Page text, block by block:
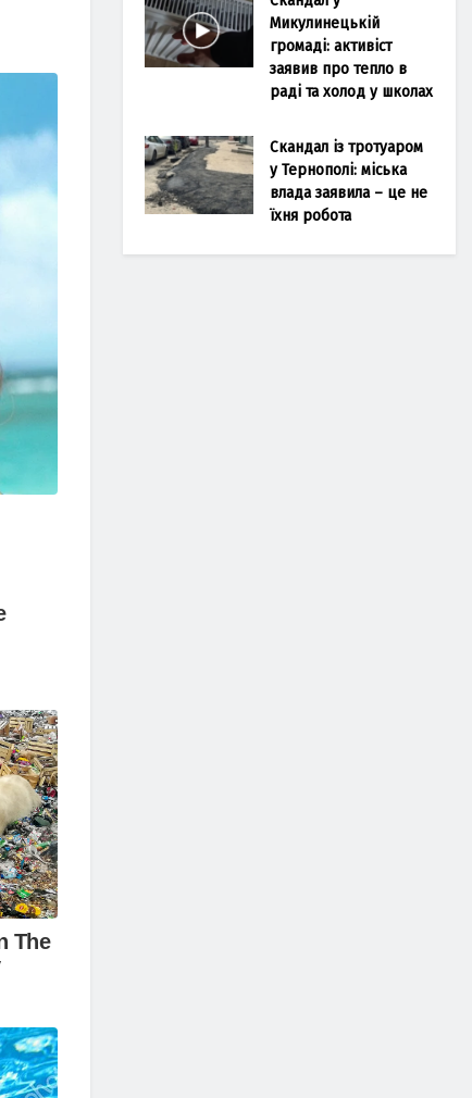
Микулинецькій
громаді: активіст
заявив про тепло в
раді та холод у школах
Скандал із тротуаром
у Тернополі: міська
влада заявила – це не
їхня робота